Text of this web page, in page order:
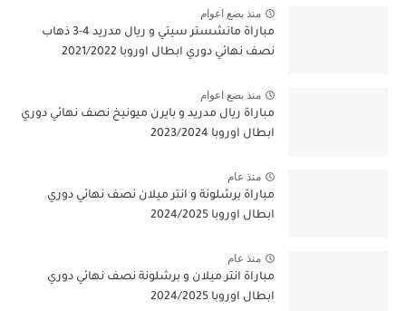
منذ بضع اعوام
مباراة مانشستر سيتي و ريال مدريد 4-3 ذهاب
نصف نهائي دوري ابطال اوروبا 2021/2022
منذ بضع اعوام
مباراة ريال مدريد و بايرن ميونيخ نصف نهائي دوري
ابطال اوروبا 2023/2024
منذ عام
مباراة برشلونة و انتر ميلان نصف نهائي دوري
ابطال اوروبا 2024/2025
منذ عام
مباراة انتر ميلان و برشلونة نصف نهائي دوري
ابطال اوروبا 2024/2025